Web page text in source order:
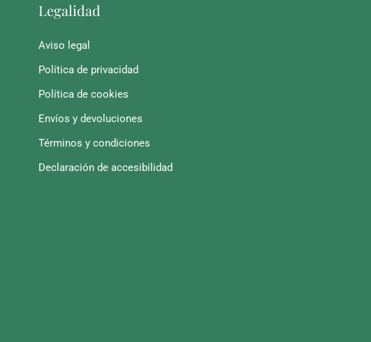
Legalidad
Aviso legal
Política de privacidad
Política de cookies
Envíos y devoluciones
Términos y condiciones
Declaración de accesibilidad